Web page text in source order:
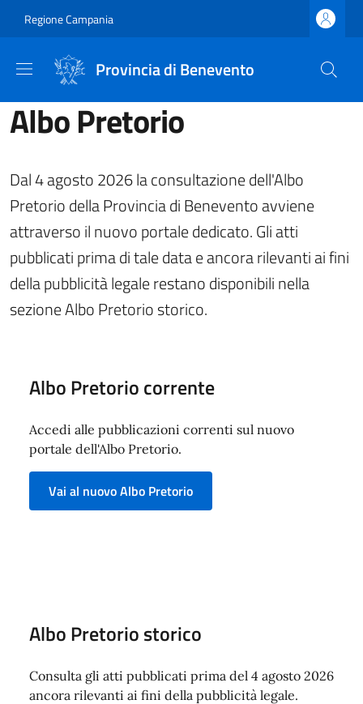
Regione Campania
Provincia di Benevento
Albo Pretorio
Dal 4 agosto 2026 la consultazione dell'Albo
Pretorio della Provincia di Benevento avviene
attraverso il nuovo portale dedicato. Gli atti
pubblicati prima di tale data e ancora rilevanti ai fini
della pubblicità legale restano disponibili nella
sezione Albo Pretorio storico.
Albo Pretorio corrente
Accedi alle pubblicazioni correnti sul nuovo
portale dell'Albo Pretorio.
Vai al nuovo Albo Pretorio
Albo Pretorio storico
Consulta gli atti pubblicati prima del 4 agosto 2026
ancora rilevanti ai fini della pubblicità legale.